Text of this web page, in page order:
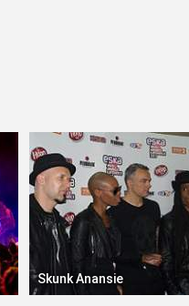
Skunk Anansie